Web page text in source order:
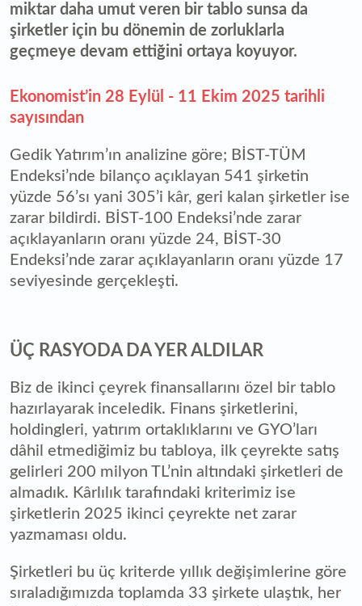
miktar daha umut veren bir tablo sunsa da
şirketler için bu dönemin de zorluklarla
geçmeye devam ettiğini ortaya koyuyor.
Ekonomist’in 28 Eylül - 11 Ekim 2025 tarihli
sayısından
Gedik Yatırım’ın analizine göre; BİST-TÜM
Endeksi’nde bilanço açıklayan 541 şirketin
yüzde 56’sı yani 305’i kâr, geri kalan şirketler ise
zarar bildirdi. BİST-100 Endeksi’nde zarar
açıklayanların oranı yüzde 24, BİST-30
Endeksi’nde zarar açıklayanların oranı yüzde 17
seviyesinde gerçekleşti.
ÜÇ RASYODA DA YER ALDILAR
Biz de ikinci çeyrek finansallarını özel bir tablo
hazırlayarak inceledik. Finans şirketlerini,
holdingleri, yatırım ortaklıklarını ve GYO’ları
dâhil etmediğimiz bu tabloya, ilk çeyrekte satış
gelirleri 200 milyon TL’nin altındaki şirketleri de
almadık. Kârlılık tarafındaki kriterimiz ise
şirketlerin 2025 ikinci çeyrekte net zarar
yazmaması oldu.
Şirketleri bu üç kriterde yıllık değişimlerine göre
sıraladığımızda toplamda 33 şirkete ulaştık, her